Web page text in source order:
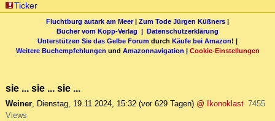
Ticker
Fluchtburg autark am Meer| Zum Tode Jürgen Küßners |
Bücher vom Kopp-Verlag | Datenschutzerklärung
Unterstützen Sie das Gelbe Forum durch Käufe bei Amazon! |
Weitere Buchempfehlungen und Amazonnavigation | Cookie-Einstellungen
sie ... sie ... sie ...
Weiner, Dienstag, 19.11.2024, 15:32 (vor 629 Tagen) @ Ikonoklast 7455
Views